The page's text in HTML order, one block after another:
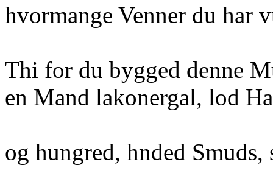
hvormange Venner du har
Thi for du bygged denne
en Mand lakonergal, lod
og hungred, hnded Smuds,